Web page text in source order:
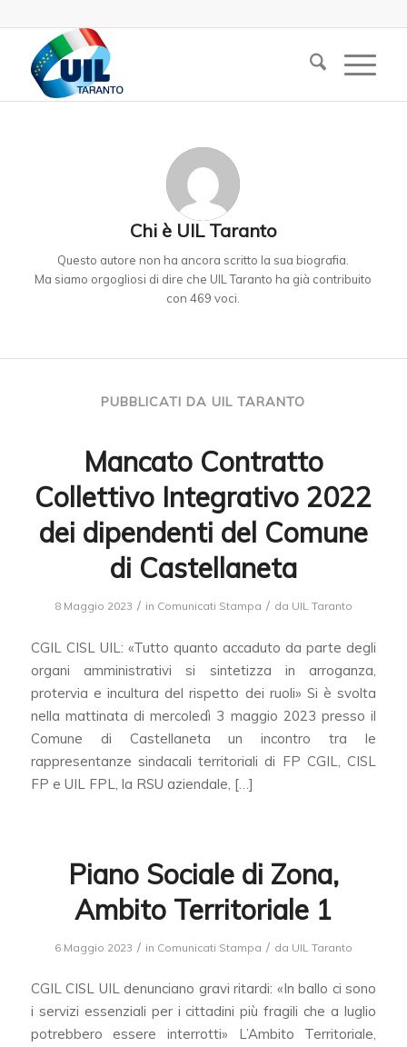
Chi è UIL Taranto
Questo autore non ha ancora scritto la sua biografia.
Ma siamo orgogliosi di dire che UIL Taranto ha già contribuito
con 469 voci.
PUBBLICATI DA UIL TARANTO
Mancato Contratto
Collettivo Integrativo 2022
dei dipendenti del Comune
di Castellaneta
8 Maggio 2023 / in Comunicati Stampa / da UIL Taranto
CGIL CISL UIL: «Tutto quanto accaduto da parte degli
organi amministrativi si sintetizza in arroganza,
protervia e incultura del rispetto dei ruoli» Si è svolta
nella mattinata di mercoledì 3 maggio 2023 presso il
Comune di Castellaneta un incontro tra le
rappresentanze sindacali territoriali di FP CGIL, CISL
FP e UIL FPL, la RSU aziendale, […]
Piano Sociale di Zona,
Ambito Territoriale 1
6 Maggio 2023 / in Comunicati Stampa / da UIL Taranto
CGIL CISL UIL denunciano gravi ritardi: «In ballo ci sono
i servizi essenziali per i cittadini più fragili che a luglio
potrebbero essere interrotti» L’Ambito Territoriale,